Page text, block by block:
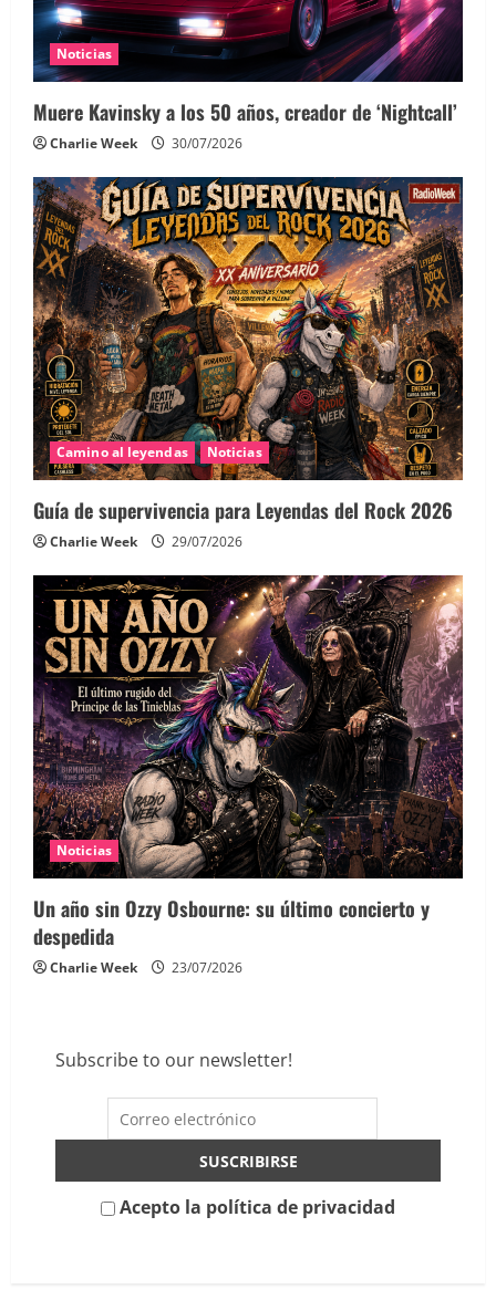
Noticias
Muere Kavinsky a los 50 años, creador de ‘Nightcall’
Charlie Week 30/07/2026
Camino al leyendas Noticias
Guía de supervivencia para Leyendas del Rock 2026
Charlie Week 29/07/2026
Noticias
Un año sin Ozzy Osbourne: su último concierto y
despedida
Charlie Week 23/07/2026
Subscribe to our newsletter!
Acepto la política de privacidad